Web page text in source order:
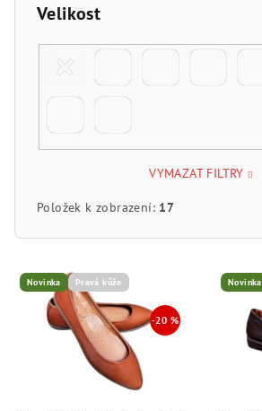
Velikost
VYMAZAT FILTRY
Položek k zobrazení: 17
Novinka Pravá kůže Novinka